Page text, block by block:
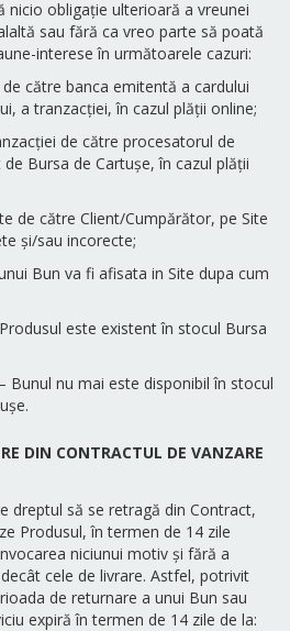
nicio obligație ulterioară a vreunei
sau fără ca vreo parte să poată
interese în următoarele cazuri:
către banca emitentă a cardului
a tranzacției, în cazul plății online;
de către procesatorul de
Bursa de Cartușe, în cazul plății
de către Client/Cumpărător, pe Site
și/sau incorecte;
Bun va fi afisata in Site dupa cum
este existent în stocul Bursa
Bunul nu mai este disponibil în stocul
DIN CONTRACTUL DE VANZARE
dreptul să se retragă din Contract,
Produsul, în termen de 14 zile
niciunui motiv și fără a
cele de livrare. Astfel, potrivit
de returnare a unui Bun sau
expiră în termen de 14 zile de la: